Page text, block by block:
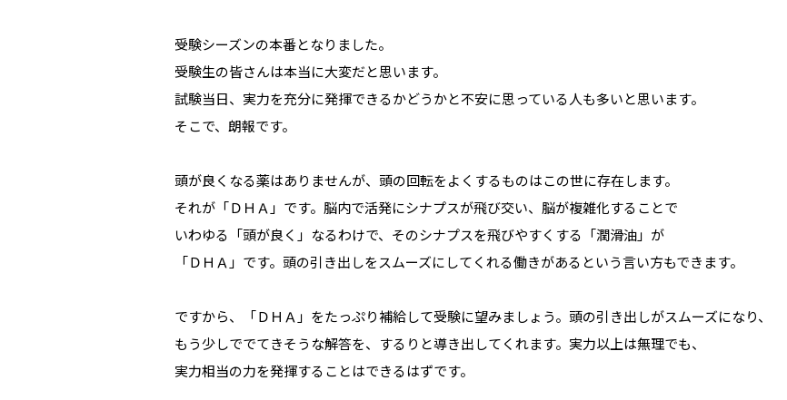
受験シーズンの本番となりました。
受験生の皆さんは本当に大変だと思います。
試験当日、実力を充分に発揮できるかどうかと不安に思っている人も多いと思います。
そこで、朗報です。
頭が良くなる薬はありませんが、頭の回転をよくするものはこの世に存在します。
それが「ＤＨＡ」です。脳内で活発にシナプスが飛び交い、脳が複雑化することで
いわゆる「頭が良く」なるわけで、そのシナプスを飛びやすくする「潤滑油」が
「ＤＨＡ」です。頭の引き出しをスムーズにしてくれる働きがあるという言い方もできます。
ですから、「ＤＨＡ」をたっぷり補給して受験に望みましょう。頭の引き出しがスムーズになり、
もう少しででてきそうな解答を、するりと導き出してくれます。実力以上は無理でも、
実力相当の力を発揮することはできるはずです。